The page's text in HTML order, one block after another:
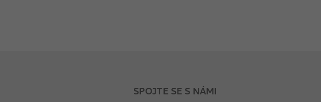
SPOJTE SE S NÁMI